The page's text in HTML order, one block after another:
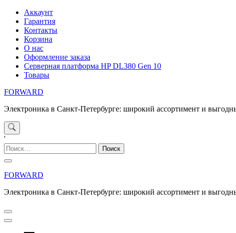
Перейти
содержимому
Аккаунт
Гарантия
Контакты
Корзина
О нас
Оформление заказа
Серверная платформа HP DL380 Gen 10
Товары
FORWARD
Электроника в Санкт-Петербурге: широкий ассортимент и
'
Найти:
FORWARD
Электроника в Санкт-Петербурге: широкий ассортимент и